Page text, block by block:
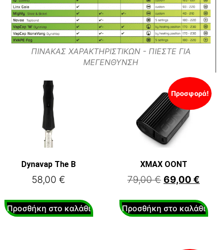
ΠΙΝΑΚΑΣ ΧΑΡΑΚΤΗΡΙΣΤΙΚΩΝ - ΠΙΕΣΤΕ ΓΙΑ
ΜΕΓΕΝΘΥΝΣΗ
Dynavap The B
58,00 €
Προσθήκη στο καλάθι
Προσφορά!
XMAX OONT
79,00€ 69,00 €
Προσθήκη στο καλάθι